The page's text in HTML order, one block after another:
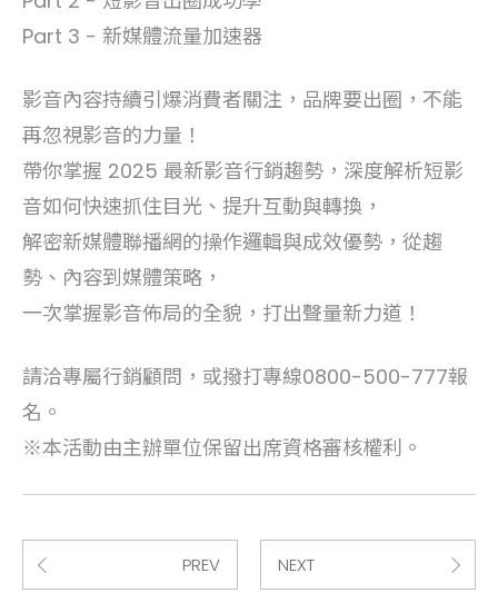
Part 3 - 新媒體流量加速器
影音內容持續引爆消費者關注，品牌要出圈，不能
再忽視影音的力量！
帶你掌握 2025 最新影音行銷趨勢，深度解析短影
音如何快速抓住目光、提升互動與轉換，
解密新媒體聯播網的操作邏輯與成效優勢，從趨
勢、內容到媒體策略，
一次掌握影音佈局的全貌，打出聲量新力道！
請洽專屬行銷顧問，或撥打專線0800-500-777報
名。
※本活動由主辦單位保留出席資格審核權利。
PREV NEXT